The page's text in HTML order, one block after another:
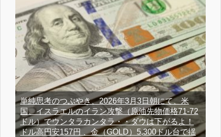
単純思考のつぶやき、2026年3月3日朝にて、米
国、イスラエルのイラン攻撃（原油先物価格71-72
ドル）でウンタラカンタラ・・ダウは下がるよ！
ドル高円安157円 、金（GOLD）5,300ドル台で揺